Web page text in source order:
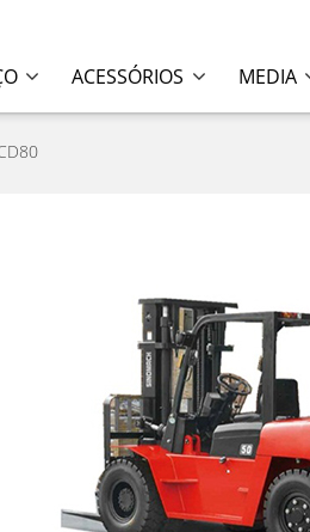
ACESSÓRIOS MEDIA